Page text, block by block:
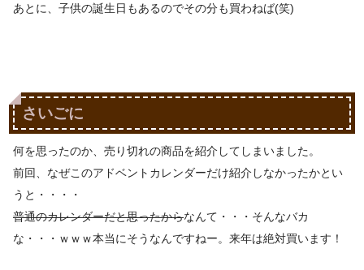
あとに、子供の誕生日もあるのでその分も買わねば(笑)
さいごに
何を思ったのか、売り切れの商品を紹介してしまいました。
前回、なぜこのアドベントカレンダーだけ紹介しなかったかとい
うと・・・・
普通のカレンダーだと思ったからなんて・・・そんなバカ
な・・・ｗｗｗ本当にそうなんですねー。来年は絶対買います！